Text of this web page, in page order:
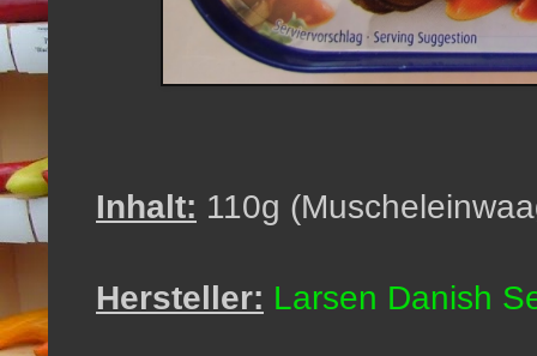
Inhalt: 110g
Hersteller: Larsen Danish